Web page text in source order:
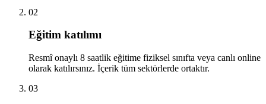
02
Eğitim katılımı
Resmî onaylı 8 saatlik eğitime fiziksel sınıfta veya canlı online
olarak katılırsınız. İçerik tüm sektörlerde ortaktır.
03